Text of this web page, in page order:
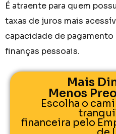
É atraente para quem
taxas de juros mais
capacidade de pagamento
finanças pessoais.
Mais
Menos
Escolha o
financeira pelo